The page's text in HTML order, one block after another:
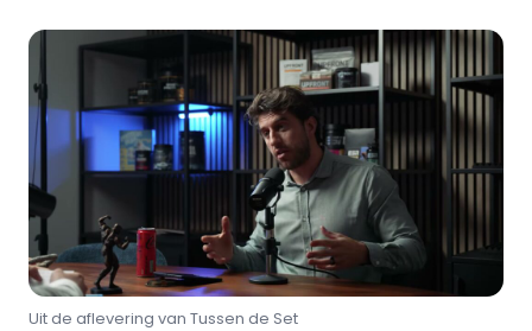
Uit de aflevering van Tussen de Set